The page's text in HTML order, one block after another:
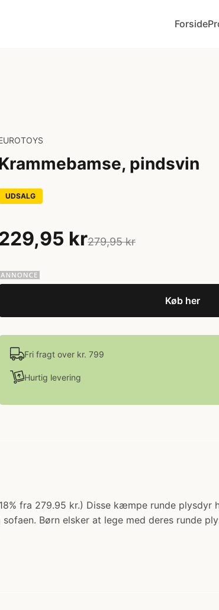
Forside
pindsvin
UDSALG
kr279,95 kr
Køb her
Fri fragt over kr. 799
Hurtig levering
fra 279.95 kr.) Disse kæmpe runde plysdyr
Børn elsker at lege med deres runde